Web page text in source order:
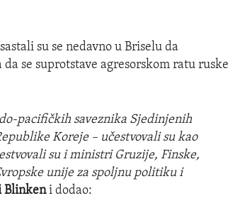
su se nedavno u Briselu da
se suprotstave agresorskom ratu ruske
pacifičkih saveznika Sjedinjenih
Koreje – učestvovali su kao
su i ministri Gruzije, Finske,
unije za spoljnu politiku i
Blinkeni dodao: